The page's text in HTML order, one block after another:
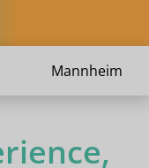
Mannheim